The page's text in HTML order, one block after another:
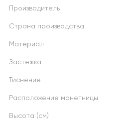
Производитель
Страна производства
Материал
Застежка
Тиснение
Расположение монетницы
Высота (см)